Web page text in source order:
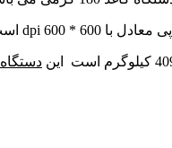
دستگاه